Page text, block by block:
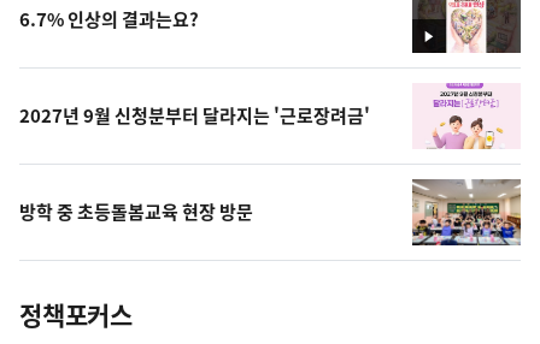
영
상
6.7% 인상의 결과는요?
2027년 9월 신청분부터 달라지는 '근로장려금'
방학 중 초등돌봄교육 현장 방문
정책포커스